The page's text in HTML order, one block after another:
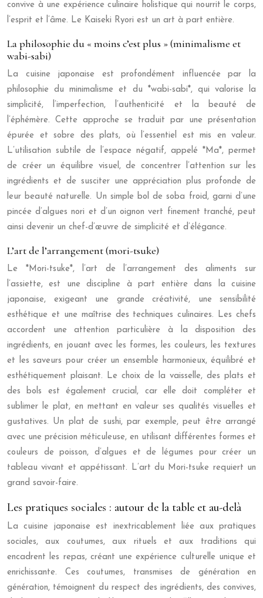
convive à une expérience culinaire holistique qui nourrit le corps,
l’esprit et l’âme. Le Kaiseki Ryori est un art à part entière.
La philosophie du « moins c’est plus » (minimalisme et
wabi-sabi)
La cuisine japonaise est profondément influencée par la
philosophie du minimalisme et du *wabi-sabi*, qui valorise la
simplicité, l’imperfection, l’authenticité et la beauté de
l’éphémère. Cette approche se traduit par une présentation
épurée et sobre des plats, où l’essentiel est mis en valeur.
L’utilisation subtile de l’espace négatif, appelé *Ma*, permet
de créer un équilibre visuel, de concentrer l’attention sur les
ingrédients et de susciter une appréciation plus profonde de
leur beauté naturelle. Un simple bol de soba froid, garni d’une
pincée d’algues nori et d’un oignon vert finement tranché, peut
ainsi devenir un chef-d’œuvre de simplicité et d’élégance.
L’art de l’arrangement (mori-tsuke)
Le *Mori-tsuke*, l’art de l’arrangement des aliments sur
l’assiette, est une discipline à part entière dans la cuisine
japonaise, exigeant une grande créativité, une sensibilité
esthétique et une maîtrise des techniques culinaires. Les chefs
accordent une attention particulière à la disposition des
ingrédients, en jouant avec les formes, les couleurs, les textures
et les saveurs pour créer un ensemble harmonieux, équilibré et
esthétiquement plaisant. Le choix de la vaisselle, des plats et
des bols est également crucial, car elle doit compléter et
sublimer le plat, en mettant en valeur ses qualités visuelles et
gustatives. Un plat de sushi, par exemple, peut être arrangé
avec une précision méticuleuse, en utilisant différentes formes et
couleurs de poisson, d’algues et de légumes pour créer un
tableau vivant et appétissant. L’art du Mori-tsuke requiert un
grand savoir-faire.
Les pratiques sociales : autour de la table et au-delà
La cuisine japonaise est inextricablement liée aux pratiques
sociales, aux coutumes, aux rituels et aux traditions qui
encadrent les repas, créant une expérience culturelle unique et
enrichissante. Ces coutumes, transmises de génération en
génération, témoignent du respect des ingrédients, des convives,